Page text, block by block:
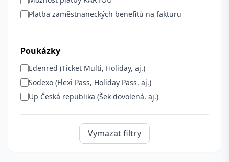
Platba zaměstnaneckých benefitů na fakturu
Poukázky
Edenred (Ticket Multi, Holiday, aj.)
Sodexo (Flexi Pass, Holiday Pass, aj.)
Up Česká republika (Šek dovolená, aj.)
Vymazat filtry